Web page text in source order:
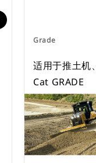
Grade
适用于推土机
Cat GRADE